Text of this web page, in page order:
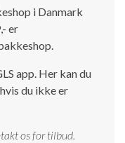
i Danmark
er
app. Her kan du
du ikke er
os for tilbud.